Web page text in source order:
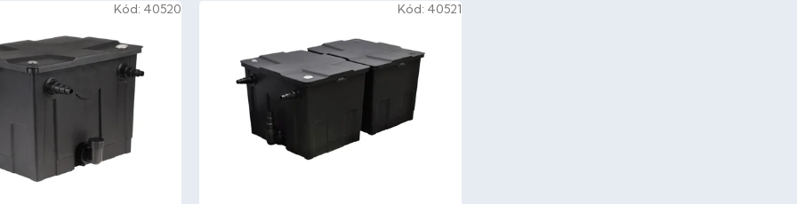
Kód: 40520 Kód: 40521